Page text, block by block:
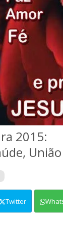
2015:
Twitter